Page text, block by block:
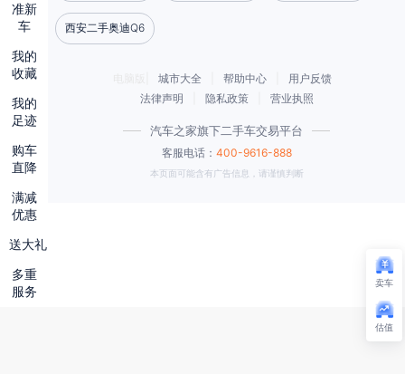
准新
车
我的
收藏
我的
足迹
购车
直降
满减
优惠
送大礼
多重
服务
卖车
估值
西安二手奥迪Q6
城市大全 帮助中心
用户反馈
法律声明
隐私政策 营业执照
汽车之家旗下二手车交易平台
客服电话： 400-9616-888
本页面可能含有广告信息，请谨慎判断